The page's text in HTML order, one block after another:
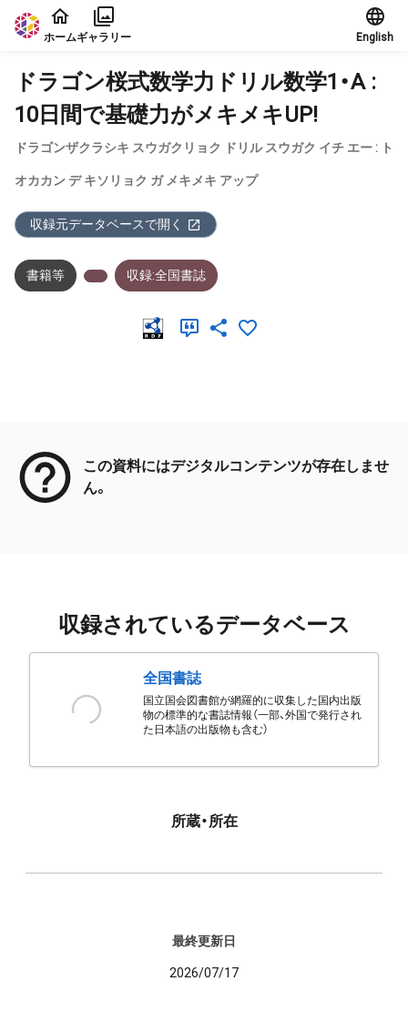
本文に飛ぶ
ホームギャラリー English
ドラゴン桜式数学力ドリル数学1・A :
10日間で基礎力がメキメキUP!
ドラゴンザクラシキ スウガクリョク ドリル スウガク イチ エー : ト
オカカン デ キソリョク ガ メキメキ アップ
収録元データベースで開く
書籍等 収録:全国書誌
この資料にはデジタルコンテンツが存在しませ
ん。
収録されているデータベース
全国書誌
国立国会図書館が網羅的に収集した国内出版
物の標準的な書誌情報（一部、外国で発行され
た日本語の出版物も含む）
所蔵・所在
最終更新日
2026/07/17